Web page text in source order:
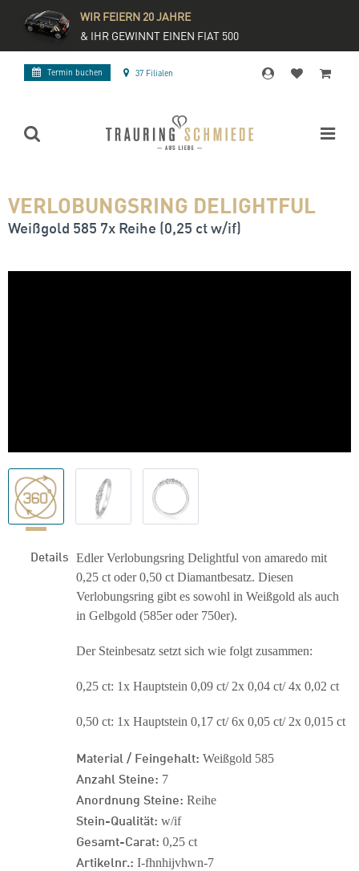
WIR FEIERN 20 JAHRE
& IHR GEWINNT EINEN FIAT 500
Termin buchen 37 Filialen
VERLOBUNGSRING DELIGHTFUL
Weißgold 585 7x Reihe (0,25 ct w/if)
Details Edler Verlobungsring Delightful von amaredo mit
0,25 ct oder 0,50 ct Diamantbesatz. Diesen
Verlobungsring gibt es sowohl in Weißgold als auch
in Gelbgold (585er oder 750er).
Der Steinbesatz setzt sich wie folgt zusammen:
0,25 ct: 1x Hauptstein 0,09 ct/ 2x 0,04 ct/ 4x 0,02 ct
0,50 ct: 1x Hauptstein 0,17 ct/ 6x 0,05 ct/ 2x 0,015 ct
Material / Feingehalt: Weißgold 585
Anzahl Steine: 7
Anordnung Steine: Reihe
Stein-Qualität: w/if
Gesamt-Carat: 0,25 ct
Artikelnr.: I-fhnhijvhwn-7